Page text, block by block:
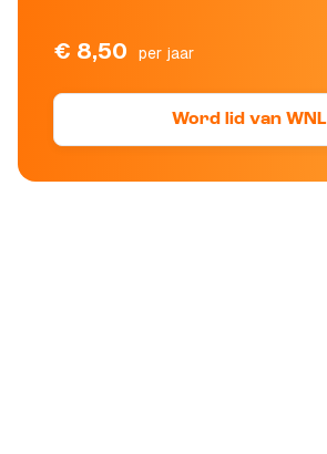
€ 8,50 per jaar
Word lid van WNL